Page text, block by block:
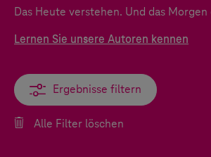
Das Heute verstehen. Und das
Lernen Sie unsere Autoren kennen
Ergebnisse filtern
Ergebnisse filtern
Alle Filter löschen